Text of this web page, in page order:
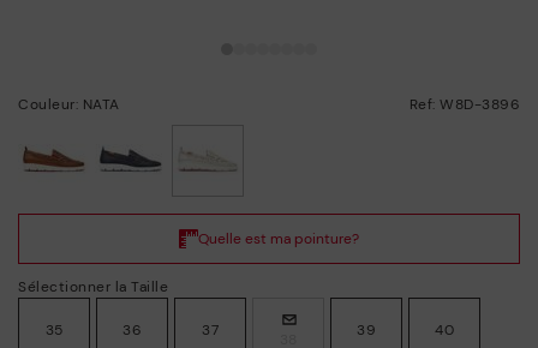
Couleur: NATA Ref: W8D-3896
Sélectionner la Taille
35 36 37 39 40